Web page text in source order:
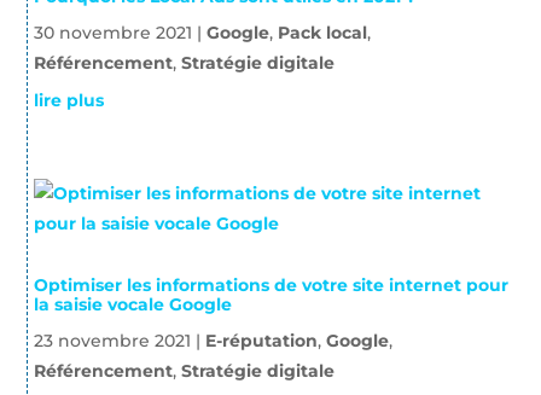
30 novembre 2021 | Google, Pack local,
Référencement, Stratégie digitale
lire plus
Optimiser les informations de votre site internet pour
la saisie vocale Google
23 novembre 2021 | E-réputation, Google,
Référencement, Stratégie digitale